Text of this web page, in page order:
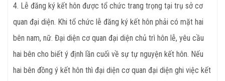
4. Lễ đăng ký kết hôn được tổ chức trang trọng tại trụ sở cơ
quan đại diện. Khi tổ chức lễ đăng ký kết hôn phải có mặt hai
bên nam, nữ. Đại diện cơ quan đại diện chủ trì hôn lễ, yêu cầu
hai bên cho biết ý định lần cuối về sự tự nguyện kết hôn. Nếu
hai bên đồng ý kết hôn thì đại diện cơ quan đại diện ghi việc kết